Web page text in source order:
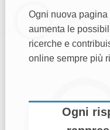
Ogni nuova
aumenta le
ricerche e
online sempre più
Ogni